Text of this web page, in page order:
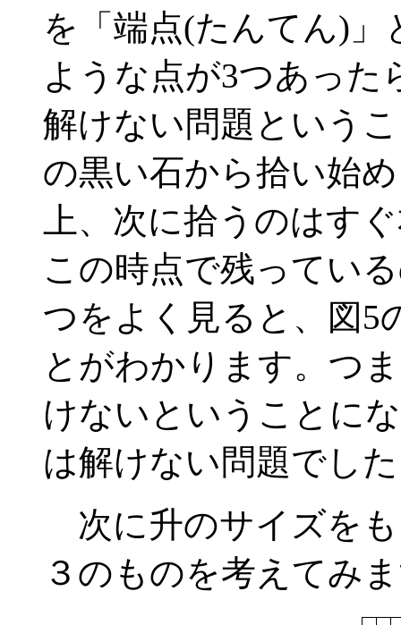
を「端点(たんてん)
ような点が3つあった
解けない問題という
の黒い石から拾い始
上、次に拾うのはす
この時点で残ってい
つをよく見ると、図5
とがわかります。つ
けないということに
は解けない問題でし
次に升のサイズを
３のものを考えてみ